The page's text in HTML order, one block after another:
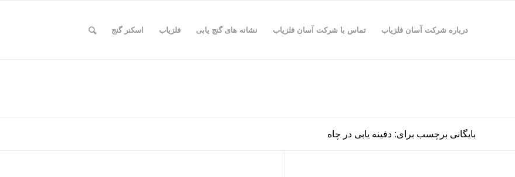
درباره شرکت آسان فلزیاب تماس با شرکت آسان فلزیاب نشانه های گنج یابی فلزیاب اسکنر گنج
بایگانی برچسب برای: دفینه یابی در چاه